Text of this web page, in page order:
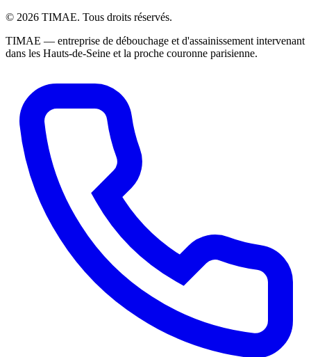
© 2026 TIMAE. Tous droits réservés.
TIMAE — entreprise de débouchage et d'assainissement intervenant
dans les Hauts-de-Seine et la proche couronne parisienne.